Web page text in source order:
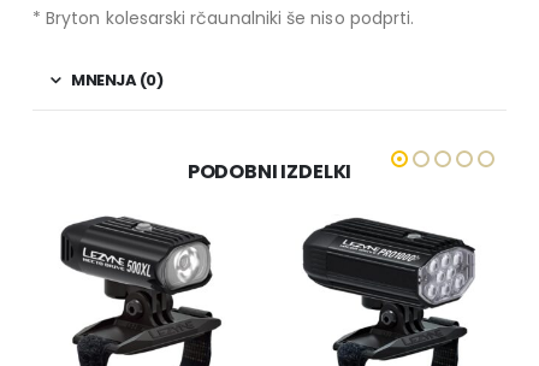
* Bryton kolesarski rčaunalniki še niso podprti.
MNENJA (0)
PODOBNI IZDELKI